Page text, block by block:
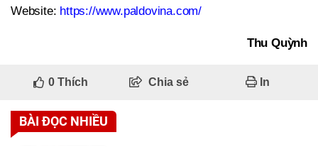
Website: https://www.paldovina.com/
Thu Quỳnh
0Thích Chia sẻ In
BÀI ĐỌC NHIỀU